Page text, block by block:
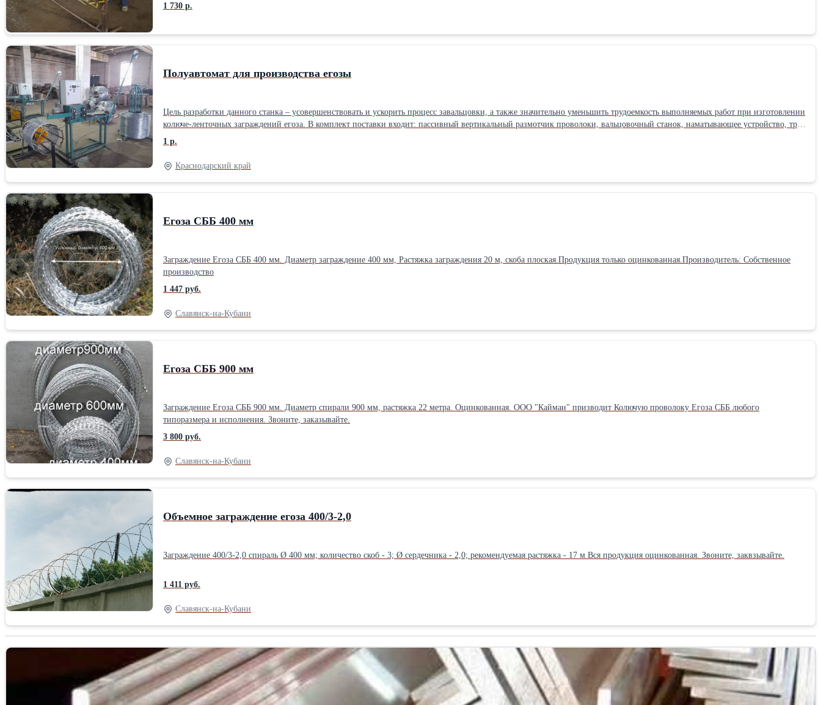
1 730 р.
Полуавтомат для производства егозы
Цель разработки данного станка – усовершенствовать и ускорить процесс завальцовки, а также значительно уменьшить трудоемкость выполняемых работ при изготовлении
колюче-ленточных заграждений егоза. В комплект поставки входит: пассивный вертикальный размотчик проволоки, вальцовочный станок, наматывающее устройство, три
барабана различных диаметров (500;600;900) и стойка барабана для установки скоб. Габаритные размеры полуавтомата – 2,6м*3,5м. Скорость завальцовки можно
регулировать в диапазоне от 0 до 70 пог.м в минуту. Станок имеет самоподжимные профильные ролики и предназначен для работы с проволокой диаметром 1,8 … 3,0 мм
и лентой 19 мм толщиной 0,35 … 0,55 мм.
1 р.
Краснодарский край
Егоза СББ 400 мм
Заграждение Егоза СББ 400 мм. Диаметр заграждение 400 мм, Растяжка заграждения 20 м, скоба плоская.Продукция только оцинкованная.Производитель: Собственное
производство
1 447 руб.
Славянск-на-Кубани
Егоза СББ 900 мм
Заграждение Егоза СББ 900 мм. Диаметр спирали 900 мм, растяжка 22 метра. Оцинкованная. ООО "Кайман" призводит Колючую проволоку Егоза СББ любого
типоразмера и исполнения. Звоните, заказывайте.
3 800 руб.
Славянск-на-Кубани
Объемное заграждение егоза 400/3-2,0
Заграждение 400/3-2,0 спираль Ø 400 мм; количество скоб - 3; Ø сердечника - 2,0; рекомендуемая растяжка - 17 м Вся продукция оцинкованная. Звоните, заквзывайте.
1 411 руб.
Славянск-на-Кубани